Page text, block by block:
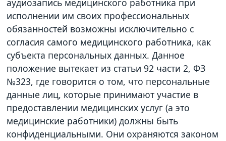
аудиозапись медицинского работника при
исполнении им своих профессиональных
обязанностей возможны исключительно с
согласия самого медицинского работника, как
субъекта персональных данных. Данное
положение вытекает из статьи 92 части 2, ФЗ
№323, где говорится о том, что персональные
данные лиц, которые принимают участие в
предоставлении медицинских услуг (а это
медицинские работники) должны быть
конфиденциальными. Они охраняются законом